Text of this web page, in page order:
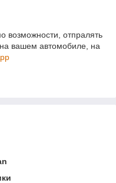
возможности, отпралять
вашем автомобиле, на